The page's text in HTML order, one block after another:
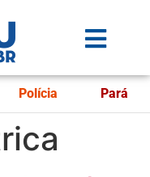
Polícia Pará